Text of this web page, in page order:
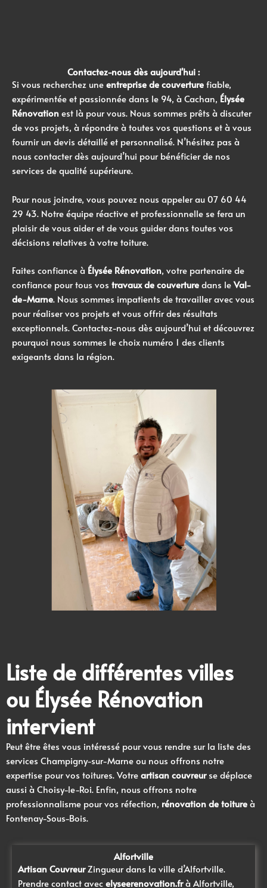
Contactez-nous dès aujourd'hui :
Si vous recherchez une entreprise de couverture fiable,
expérimentée et passionnée dans le 94, à Cachan, Élysée
Rénovation est là pour vous. Nous sommes prêts à discuter
de vos projets, à répondre à toutes vos questions et à vous
fournir un devis détaillé et personnalisé. N’hésitez pas à
nous contacter dès aujourd’hui pour bénéficier de nos
services de qualité supérieure.
Pour nous joindre, vous pouvez nous appeler au 07 60 44
29 43. Notre équipe réactive et professionnelle se fera un
plaisir de vous aider et de vous guider dans toutes vos
décisions relatives à votre toiture.
Faites confiance à Élysée Rénovation, votre partenaire de
confiance pour tous vos travaux de couverture dans leVal-
de-Marne. Nous sommes impatients de travailler avec vous
pour réaliser vos projets et vous offrir des résultats
exceptionnels. Contactez-nous dès aujourd’hui et découvrez
pourquoi nous sommes le choix numéro 1 des clients
exigeants dans la région.
Liste de différentes villes
ou Élysée Rénovation
intervient
Peut être êtes vous intéressé pour vous rendre sur la liste des
services Champigny-sur-Marne ou nous offrons notre
expertise pour vos toitures. Votre artisan couvreurse déplace
aussi à Choisy-le-Roi. Enfin, nous offrons notre
professionnalisme pour vos réfection, rénovation de toiture à
Fontenay-Sous-Bois.
Alfortville
Artisan CouvreurZingueurdans la ville d’Alfortville.
Prendre contact avec elyseerenovation.frà Alfortville,